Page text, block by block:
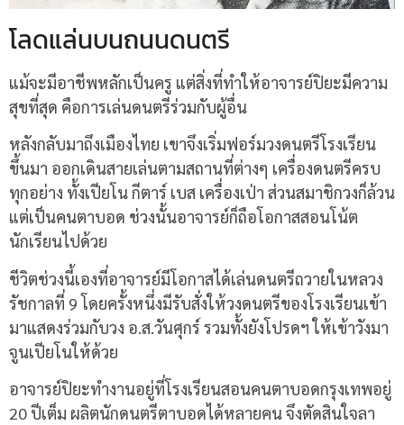
โลดแล่นบนถนนดนตรี
แม้จะมีอาชีพหลักเป็นครู แต่สิ่งที่ทำให้อาจารย์ปิยะมีความ
สุขที่สุด คือการเล่นดนตรีร่วมกับผู้อื่น
หลังกลับมาถึงเมืองไทย เขาจึงเริ่มฟอร์มวงดนตรีโรงเรียน
ขึ้นมา ออกเดินสายเล่นตามสถานที่ต่างๆ เครื่องดนตรีครบ
ทุกอย่าง ทั้งเปียโน กีตาร์ เบส เครื่องเป่า ส่วนสมาชิกวงก็ล้วน
แต่เป็นคนตาบอด ช่วงนั้นอาจารย์ก็ถือโอกาสสอนโน้ต
นักเรียนไปด้วย
ชีวิตช่วงนี้เองที่อาจารย์มีโอกาสได้เล่นดนตรีถวายในหลวง
รัชกาลที่ 9 โดยครั้งหนึ่งมีรับสั่งให้วงดนตรีของโรงเรียนเข้า
มาแสดงร่วมกับวง อ.ส.วันศุกร์ รวมทั้งยังโปรดฯ ให้เข้าวังมา
จูนเปียโนให้ด้วย
อาจารย์ปิยะทำงานอยู่ที่โรงเรียนสอนคนตาบอดกรุงเทพอยู่
20 ปีเต็ม ผลิตนักดนตรีตาบอดได้หลายคน จึงตัดสินใจลา